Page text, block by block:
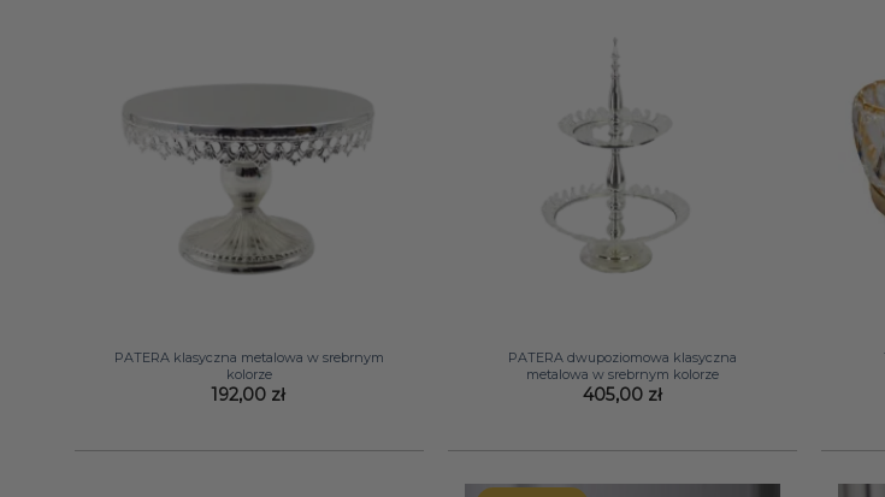
PATERA klasyczna metalowa w srebrnym
kolorze
192,00 zł
PATERA dwupoziomowa klasyczna
metalowa w srebrnym kolorze
405,00 zł